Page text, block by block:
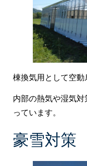
棟換気用として空動
内部の熱気や湿気
っています。
豪雪対策